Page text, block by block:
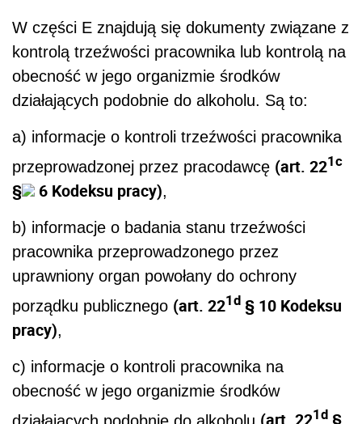
W części E znajdują się dokumenty związane z
kontrolą trzeźwości pracownika lub kontrolą na
obecność w jego organizmie środków
działających podobnie do alkoholu. Są to:
a) informacje o kontroli trzeźwości pracownika
przeprowadzonej przez pracodawcę (art. 221c
§ 6 Kodeksu pracy),
b) informacje o badania stanu trzeźwości
pracownika przeprowadzonego przez
uprawniony organ powołany do ochrony
porządku publicznego (art. 221d § 10 Kodeksu
pracy),
c) informacje o kontroli pracownika na
obecność w jego organizmie środków
działających podobnie do alkoholu
1d